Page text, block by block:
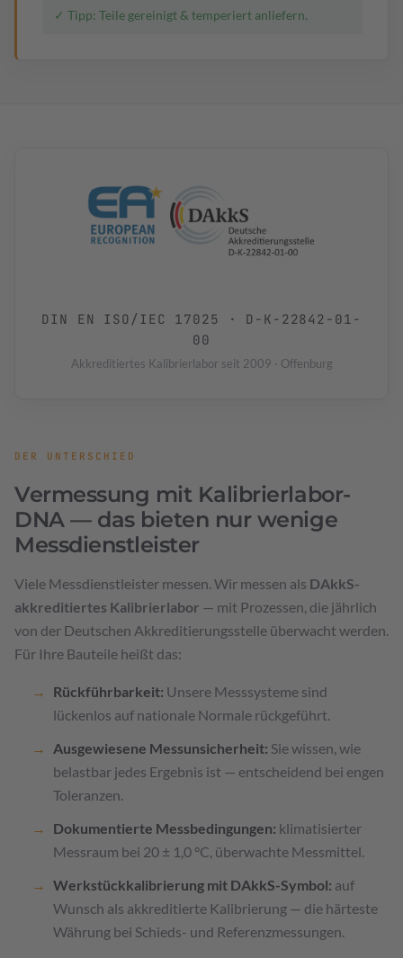
✓ Tipp: Teile gereinigt & temperiert anliefern.
DIN EN ISO/IEC 17025 · D-K-22842-01-
00
Akkreditiertes Kalibrierlabor seit 2009 · Offenburg
DER UNTERSCHIED
Vermessung mit Kalibrierlabor-
DNA — das bieten nur wenige
Messdienstleister
Viele Messdienstleister messen. Wir messen als DAkkS-
akkreditiertes Kalibrierlabor — mit Prozessen, die jährlich
von der Deutschen Akkreditierungsstelle überwacht werden.
Für Ihre Bauteile heißt das:
Rückführbarkeit: Unsere Messsysteme sind
lückenlos auf nationale Normale rückgeführt.
Ausgewiesene Messunsicherheit: Sie wissen, wie
belastbar jedes Ergebnis ist — entscheidend bei engen
Toleranzen.
Dokumentierte Messbedingungen: klimatisierter
Messraum bei 20 ± 1,0 °C, überwachte Messmittel.
Werkstückkalibrierung mit DAkkS-Symbol: auf
Wunsch als akkreditierte Kalibrierung — die härteste
Währung bei Schieds- und Referenzmessungen.